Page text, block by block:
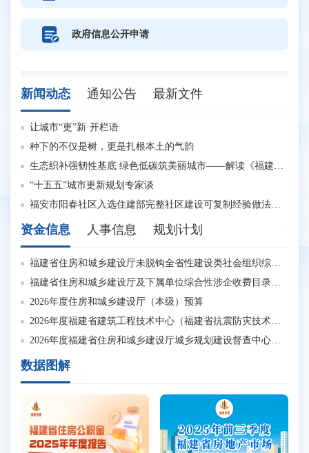
政府信息公开申请
新闻动态 通知公告 最新文件
让城市“更”新·开栏语
种下的不仅是树，更是扎根本土的气韵
生态织补强韧性基底 绿色低碳筑美丽城市——解读《福建省“十五五”城市更新规划》
“十五五”城市更新规划专家谈
福安市阳春社区入选住建部完整社区建设可复制经验做法清单（第一批）
资金信息 人事信息 规划计划
福建省住房和城乡建设厅未脱钩全省性建设类社会组织综合性涉企收费目录清单
福建省住房和城乡建设厅及下属单位综合性涉企收费目录清单
2026年度住房和城乡建设厅（本级）预算
2026年度福建省建筑工程技术中心（福建省抗震防灾技术中心）预算
2026年度福建省住房和城乡建设厅城乡规划建设督查中心预算
数据图解